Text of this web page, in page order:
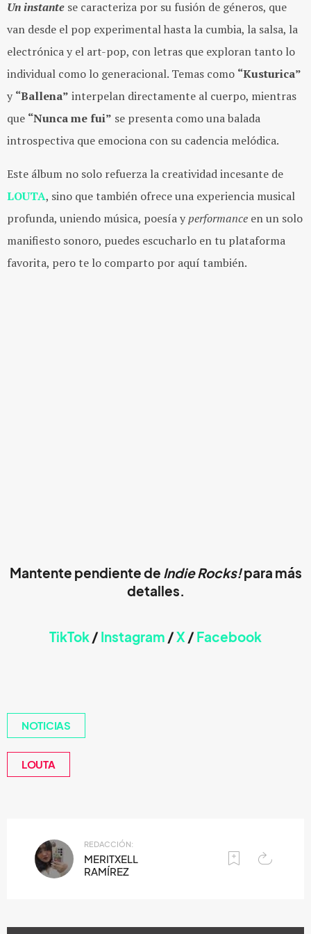
Un instante se caracteriza por su fusión de géneros, que
van desde el pop experimental hasta la cumbia, la salsa, la
electrónica y el art-pop, con letras que exploran tanto lo
individual como lo generacional. Temas como “Kusturica”
y “Ballena” interpelan directamente al cuerpo, mientras
que “Nunca me fui” se presenta como una balada
introspectiva que emociona con su cadencia melódica.
Este álbum no solo refuerza la creatividad incesante de
LOUTA, sino que también ofrece una experiencia musical
profunda, uniendo música, poesía yperformance en un solo
manifiesto sonoro, puedes escucharlo en tu plataforma
favorita, pero te lo comparto por aquí también.
Mantente pendiente de Indie Rocks!para más
detalles.
TikTok/Instagram /X /Facebook
NOTICIAS
LOUTA
REDACCIÓN:
MERITXELL
RAMÍREZ